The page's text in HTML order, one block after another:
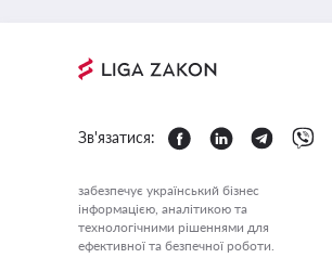
Зв'язатися:
забезпечує український бізнес
інформацією, аналітикою та
технологічними рішеннями для
ефективної та безпечної роботи.